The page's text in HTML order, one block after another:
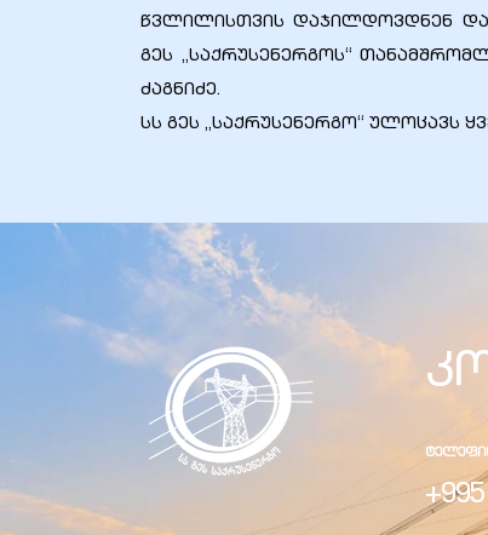
წვლილისთვის დაჯილდოვდნენ
გეს „საქრუსენერგოს“
ძაგნიძე.
სს გეს „საქრუსენერგო“ ულოცავს